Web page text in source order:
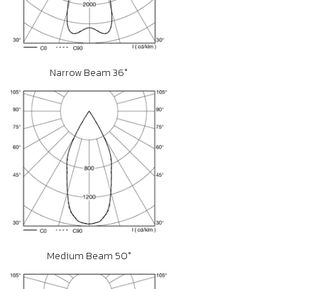
Narrow Beam 36°
Medium Beam 50°